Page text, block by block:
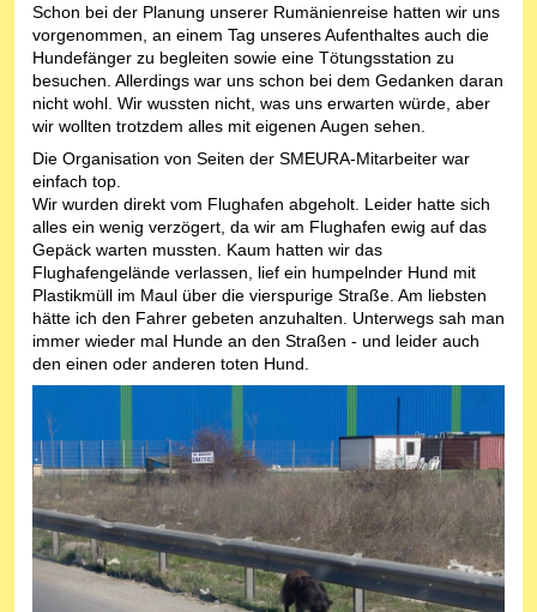
Schon bei der Planung unserer Rumänienreise hatten wir uns
vorgenommen, an einem Tag unseres Aufenthaltes auch die
Hundefänger zu begleiten sowie eine Tötungsstation zu
besuchen. Allerdings war uns schon bei dem Gedanken daran
nicht wohl. Wir wussten nicht, was uns erwarten würde, aber
wir wollten trotzdem alles mit eigenen Augen sehen.
Die Organisation von Seiten der SMEURA-Mitarbeiter war
einfach top.
Wir wurden direkt vom Flughafen abgeholt. Leider hatte sich
alles ein wenig verzögert, da wir am Flughafen ewig auf das
Gepäck warten mussten. Kaum hatten wir das
Flughafengelände verlassen, lief ein humpelnder Hund mit
Plastikmüll im Maul über die vierspurige Straße. Am liebsten
hätte ich den Fahrer gebeten anzuhalten. Unterwegs sah man
immer wieder mal Hunde an den Straßen - und leider auch
den einen oder anderen toten Hund.